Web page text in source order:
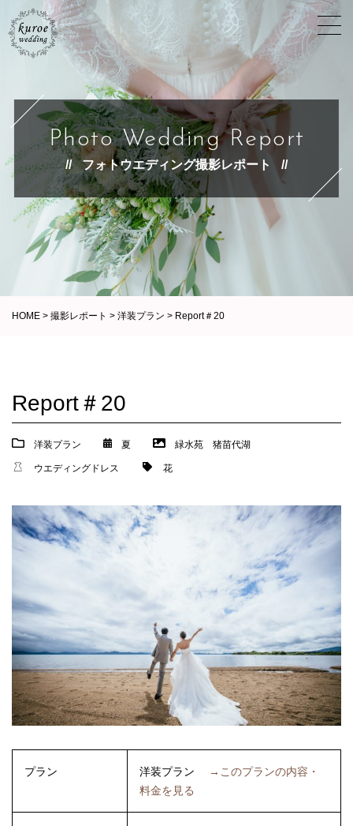
Photo Wedding Report
フォトウエディング撮影レポート
HOME > 撮影レポート > 洋装プラン > Report＃20
Report＃20
洋装プラン 夏 緑水苑 猪苗代湖
ウエディングドレス 花
プラン 洋装プラン
→このプランの内容・
料金を見る